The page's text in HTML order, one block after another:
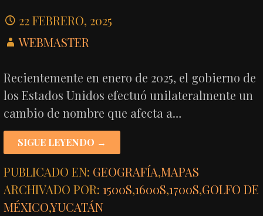
22 FEBRERO, 2025
WEBMASTER
Recientemente en enero de 2025, el gobierno de
los Estados Unidos efectuó unilateralmente un
cambio de nombre que afecta a…
SIGUE LEYENDO →
PUBLICADO EN: GEOGRAFÍA,MAPAS
ARCHIVADO POR:1500S,1600S,1700S,GOLFO DE
MÉXICO,YUCATÁN